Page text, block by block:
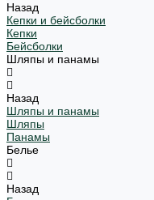
Назад
Кепки и бейсболки
Кепки
Бейсболки
Шляпы и панамы
Назад
Шляпы и панамы
Шляпы
Панамы
Белье
Назад